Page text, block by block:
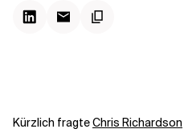
Kürzlich fragteChris Richardson